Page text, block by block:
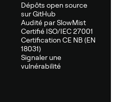
Dépôts open source
sur GitHub
Audité par SlowMist
Certifié ISO/IEC 27001
Certification CE NB (EN
18031)
Signaler une
vulnérabilité